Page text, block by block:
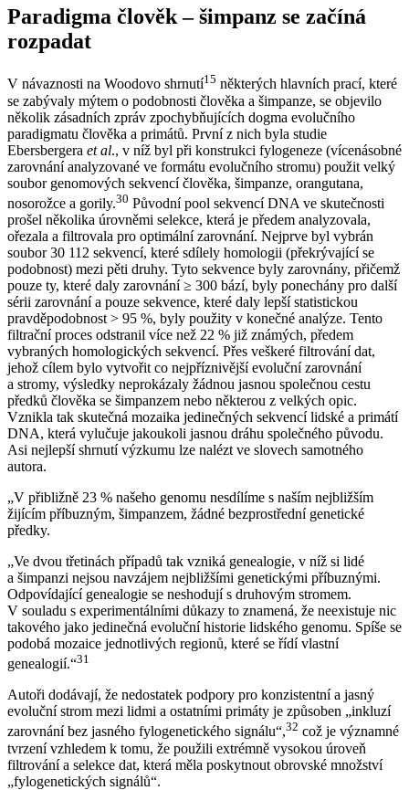
Paradigma člověk – šimpanz se začíná
rozpadat
V návaznosti na Woodovo shrnutí15 některých hlavních prací, které
se zabývaly mýtem o podobnosti člověka a šimpanze, se objevilo
několik zásadních zpráv zpochybňujících dogma evolučního
paradigmatu člověka a primátů. První z nich byla studie
Ebersbergera et al., v níž byl při konstrukci fylogeneze (vícenásobné
zarovnání analyzované ve formátu evolučního stromu) použit velký
soubor genomových sekvencí člověka, šimpanze, orangutana,
nosorožce a gorily.30 Původní pool sekvencí DNA ve skutečnosti
prošel několika úrovněmi selekce, která je předem analyzovala,
ořezala a filtrovala pro optimální zarovnání. Nejprve byl vybrán
soubor 30 112 sekvencí, které sdílely homologii (překrývající se
podobnost) mezi pěti druhy. Tyto sekvence byly zarovnány, přičemž
pouze ty, které daly zarovnání ≥ 300 bází, byly ponechány pro další
sérii zarovnání a pouze sekvence, které daly lepší statistickou
pravděpodobnost > 95 %, byly použity v konečné analýze. Tento
filtrační proces odstranil více než 22 % již známých, předem
vybraných homologických sekvencí. Přes veškeré filtrování dat,
jehož cílem bylo vytvořit co nejpříznivější evoluční zarovnání
a stromy, výsledky neprokázaly žádnou jasnou společnou cestu
předků člověka se šimpanzem nebo některou z velkých opic.
Vznikla tak skutečná mozaika jedinečných sekvencí lidské a primátí
DNA, která vylučuje jakoukoli jasnou dráhu společného původu.
Asi nejlepší shrnutí výzkumu lze nalézt ve slovech samotného
autora.
„V přibližně 23 % našeho genomu nesdílíme s naším nejbližším
žijícím příbuzným, šimpanzem, žádné bezprostřední genetické
předky.
„Ve dvou třetinách případů tak vzniká genealogie, v níž si lidé
a šimpanzi nejsou navzájem nejbližšími genetickými příbuznými.
Odpovídající genealogie se neshodují s druhovým stromem.
V souladu s experimentálními důkazy to znamená, že neexistuje nic
takového jako jedinečná evoluční historie lidského genomu. Spíše se
podobá mozaice jednotlivých regionů, které se řídí vlastní
genealogií.“31
Autoři dodávají, že nedostatek podpory pro konzistentní a jasný
evoluční strom mezi lidmi a ostatními primáty je způsoben „inkluzí
zarovnání bez jasného fylogenetického signálu“,32 což je významné
tvrzení vzhledem k tomu, že použili extrémně vysokou úroveň
filtrování a selekce dat, která měla poskytnout obrovské množství
„fylogenetických signálů“.